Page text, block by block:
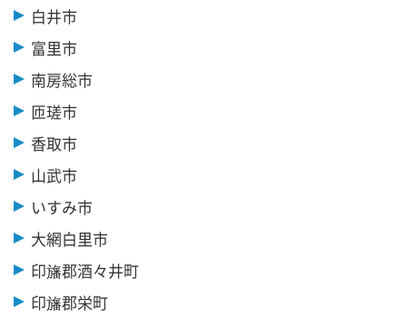
白井市
富里市
南房総市
匝瑳市
香取市
山武市
いすみ市
大網白里市
印旛郡酒々井町
印旛郡栄町